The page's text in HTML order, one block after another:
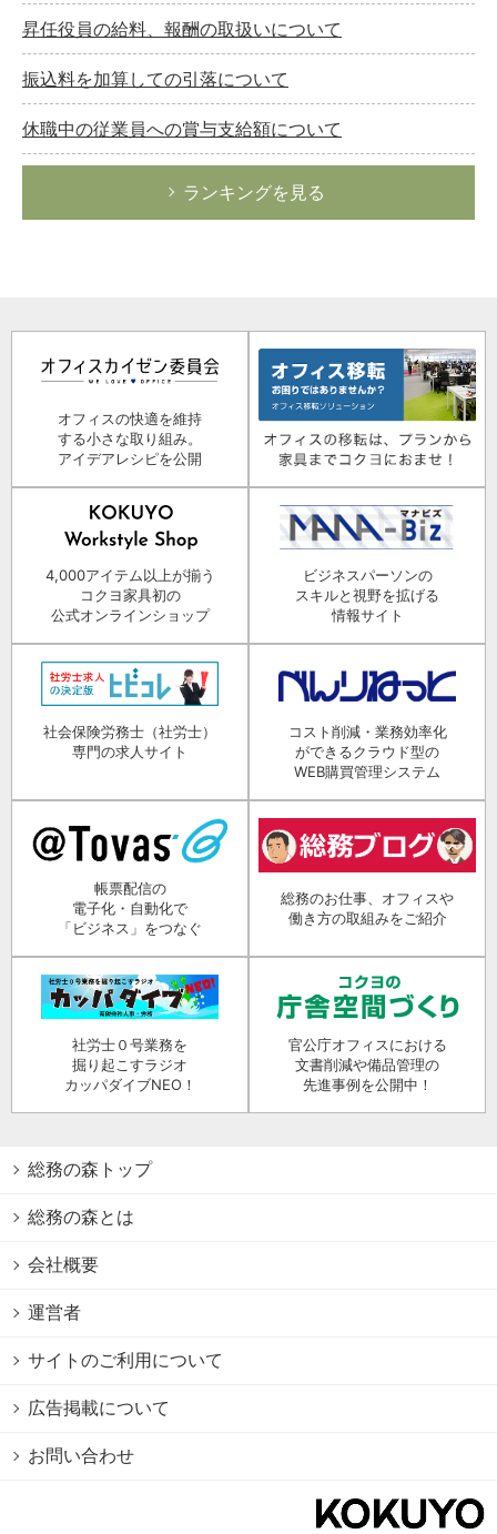
昇任役員の給料、報酬の取扱いについて
振込料を加算しての引落について
休職中の従業員への賞与支給額について
ランキングを見る
オフィスの快適を維持
する小さな取り組み。
アイデアレシピを公開
4,000アイテム以上が揃う
コクヨ家具初の
公式オンラインショップ
ビジネスパーソンの
スキルと視野を拡げる
情報サイト
社会保険労務士（社労士）
専門の求人サイト
コスト削減・業務効率化
ができるクラウド型の
WEB購買管理システム
帳票配信の
電子化・自動化で
「ビジネス」をつなぐ
総務のお仕事、オフィスや
働き方の取組みをご紹介
社労士０号業務を
掘り起こすラジオ
カッパダイブNEO！
官公庁オフィスにおける
文書削減や備品管理の
先進事例を公開中！
総務の森トップ
総務の森とは
会社概要
運営者
サイトのご利用について
広告掲載について
お問い合わせ